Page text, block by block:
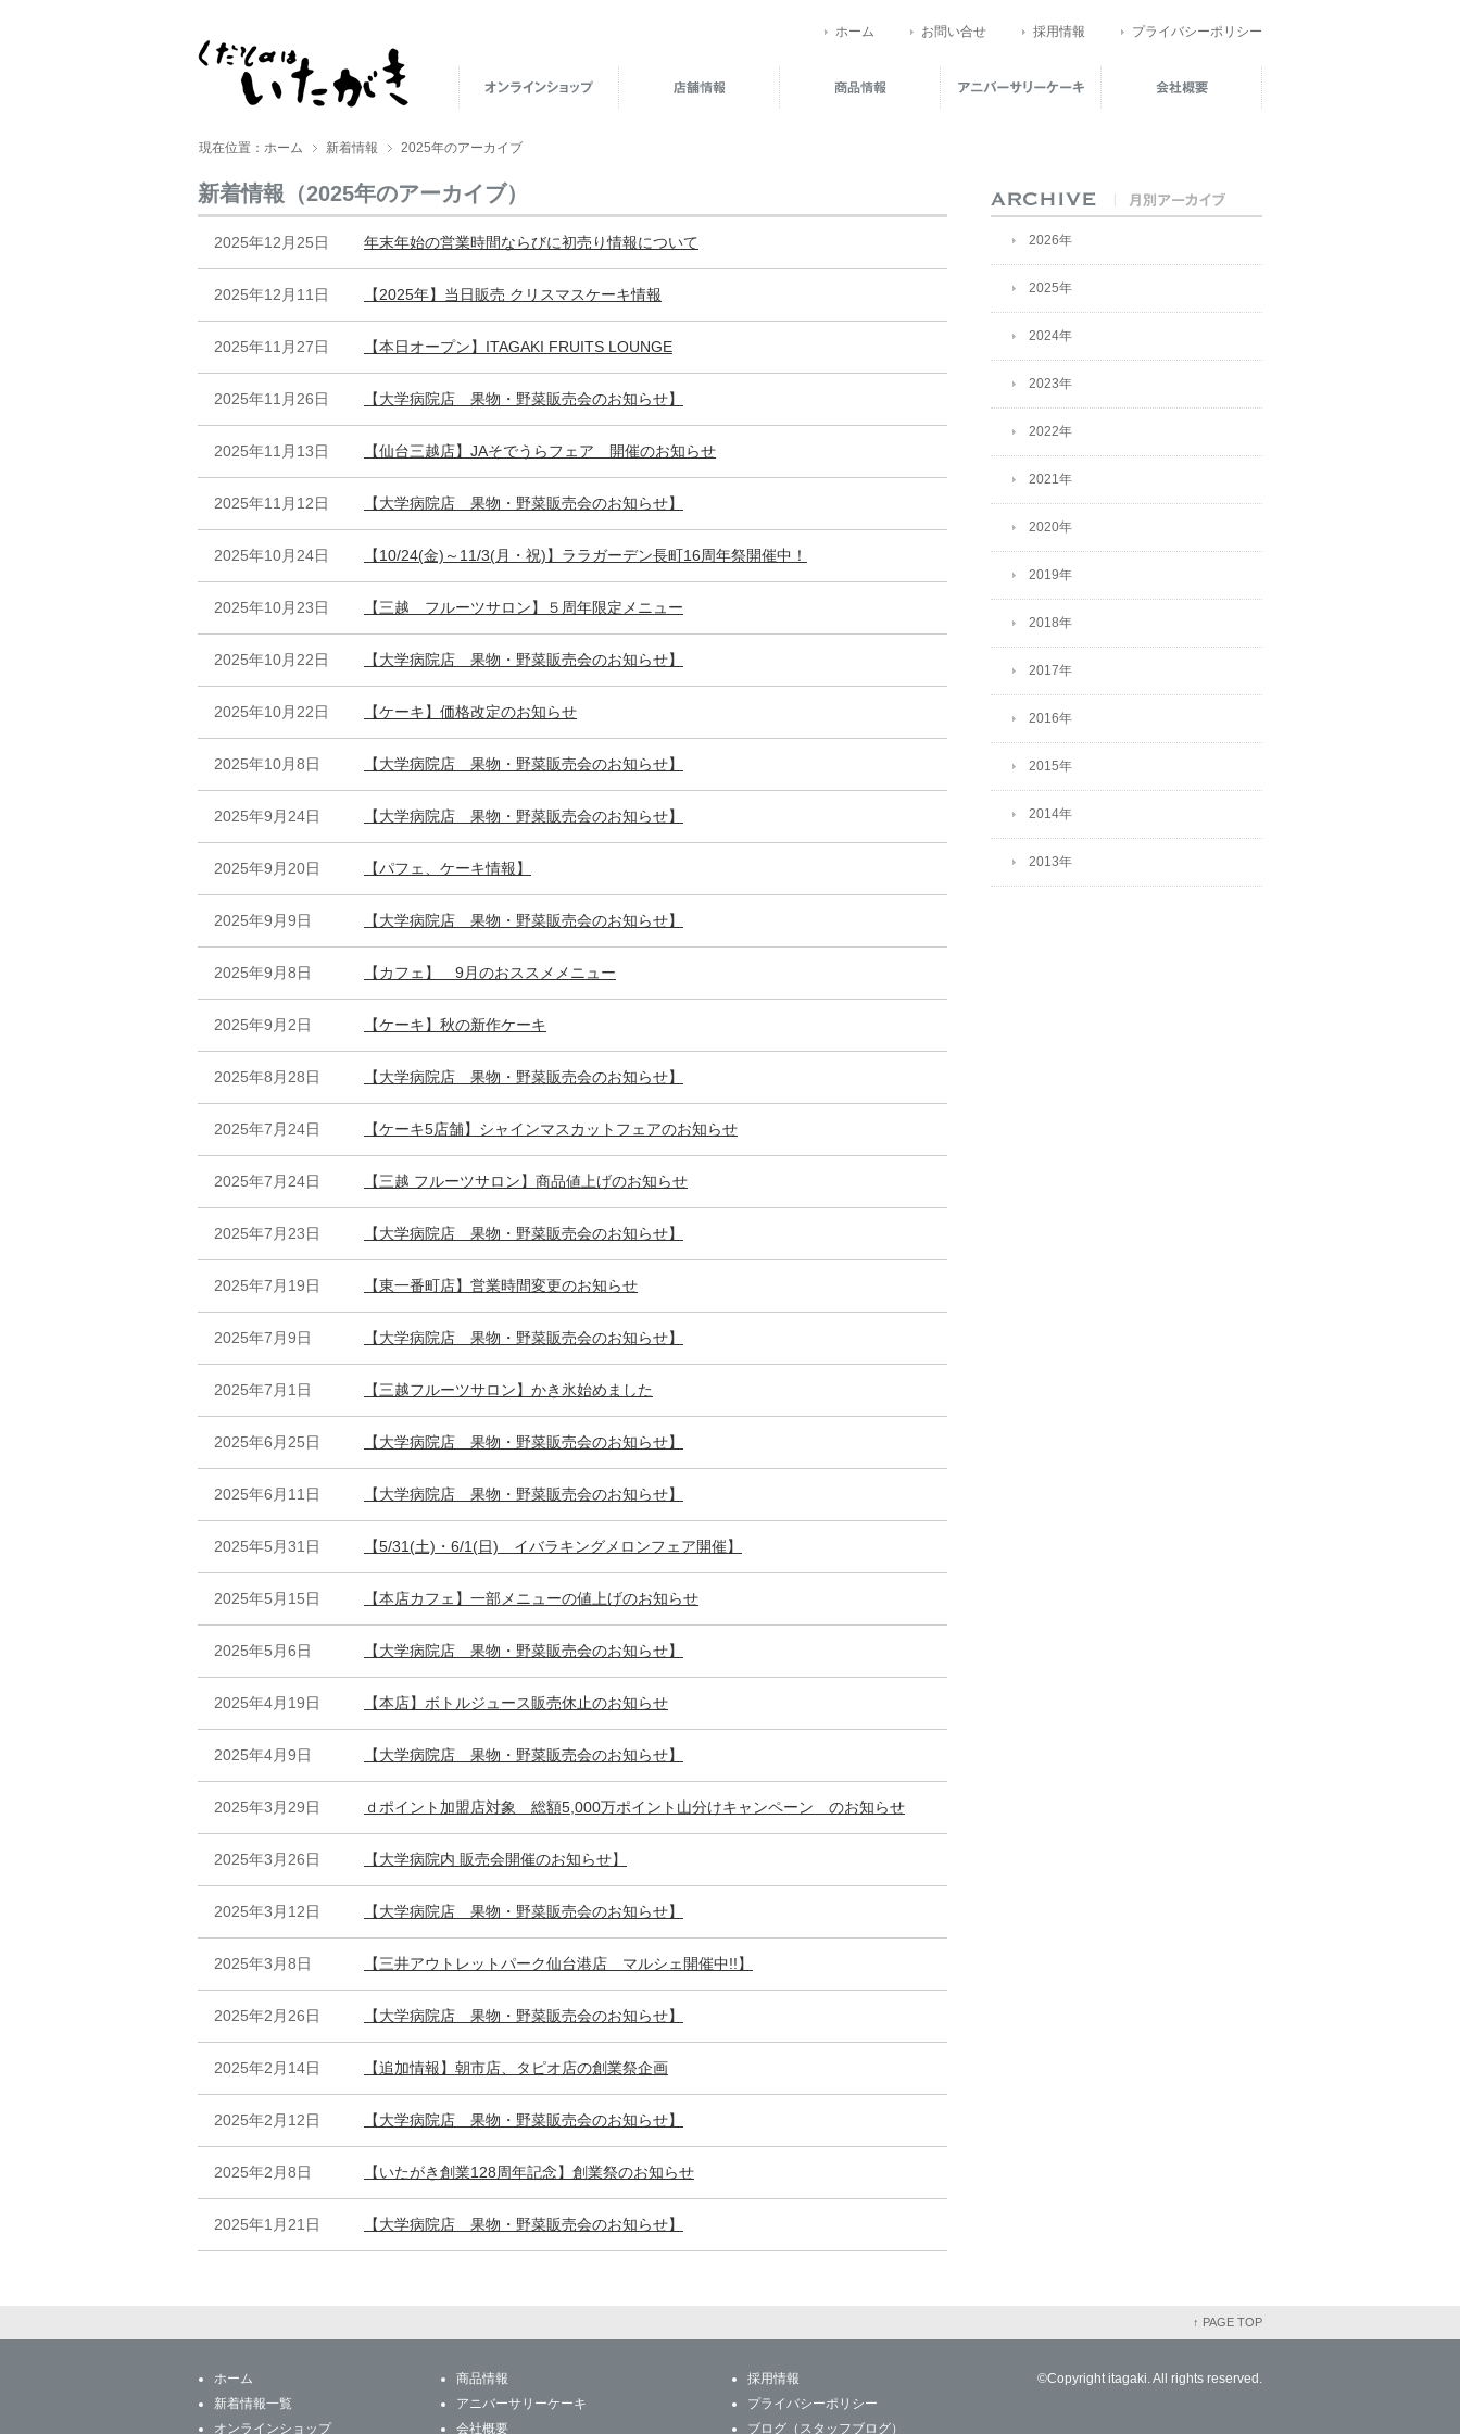
ホーム お問い合せ 採用情報 プライバシーポリシー
現在位置：ホーム 新着情報 2025年のアーカイブ
新着情報（2025年のアーカイブ）
2025年12月25日 年末年始の営業時間ならびに初売り情報について
2025年12月11日 【2025年】当日販売 クリスマスケーキ情報
2025年11月27日 【本日オープン】ITAGAKI FRUITS LOUNGE
2025年11月26日 【大学病院店 果物・野菜販売会のお知らせ】
2025年11月13日 【仙台三越店】JAそでうらフェア 開催のお知らせ
2025年11月12日 【大学病院店 果物・野菜販売会のお知らせ】
2025年10月24日 【10/24(金)～11/3(月・祝)】ララガーデン長町16周年祭開催中！
2025年10月23日 【三越 フルーツサロン】５周年限定メニュー
2025年10月22日 【大学病院店 果物・野菜販売会のお知らせ】
2025年10月22日 【ケーキ】価格改定のお知らせ
2025年10月8日 【大学病院店 果物・野菜販売会のお知らせ】
2025年9月24日 【大学病院店 果物・野菜販売会のお知らせ】
2025年9月20日 【パフェ、ケーキ情報】
2025年9月9日 【大学病院店 果物・野菜販売会のお知らせ】
2025年9月8日 【カフェ】 9月のおススメメニュー
2025年9月2日 【ケーキ】秋の新作ケーキ
2025年8月28日 【大学病院店 果物・野菜販売会のお知らせ】
2025年7月24日 【ケーキ5店舗】シャインマスカットフェアのお知らせ
2025年7月24日 【三越 フルーツサロン】商品値上げのお知らせ
2025年7月23日 【大学病院店 果物・野菜販売会のお知らせ】
2025年7月19日 【東一番町店】営業時間変更のお知らせ
2025年7月9日 【大学病院店 果物・野菜販売会のお知らせ】
2025年7月1日 【三越フルーツサロン】かき氷始めました
2025年6月25日 【大学病院店 果物・野菜販売会のお知らせ】
2025年6月11日 【大学病院店 果物・野菜販売会のお知らせ】
2025年5月31日 【5/31(土)・6/1(日) イバラキングメロンフェア開催】
2025年5月15日 【本店カフェ】一部メニューの値上げのお知らせ
2025年5月6日 【大学病院店 果物・野菜販売会のお知らせ】
2025年4月19日 【本店】ボトルジュース販売休止のお知らせ
2025年4月9日 【大学病院店 果物・野菜販売会のお知らせ】
2025年3月29日 ｄポイント加盟店対象 総額5,000万ポイント山分けキャンペーン のお知らせ
2025年3月26日 【大学病院内 販売会開催のお知らせ】
2025年3月12日 【大学病院店 果物・野菜販売会のお知らせ】
2025年3月8日 【三井アウトレットパーク仙台港店 マルシェ開催中!!】
2025年2月26日 【大学病院店 果物・野菜販売会のお知らせ】
2025年2月14日 【追加情報】朝市店、タピオ店の創業祭企画
2025年2月12日 【大学病院店 果物・野菜販売会のお知らせ】
2025年2月8日 【いたがき創業128周年記念】創業祭のお知らせ
2025年1月21日 【大学病院店 果物・野菜販売会のお知らせ】
2026年
2025年
2024年
2023年
2022年
2021年
2020年
2019年
2018年
2017年
2016年
2015年
2014年
2013年
↑ PAGE TOP
ホーム
新着情報一覧
オンラインショップ
商品情報
アニバーサリーケーキ
会社概要
採用情報
プライバシーポリシー
ブログ（スタッフブログ）
©Copyright itagaki. All rights reserved.